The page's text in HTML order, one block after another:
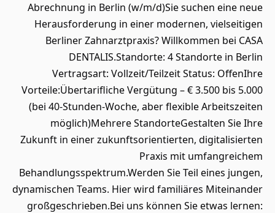
Abrechnung in Berlin (w/m/d)Sie suchen eine neue
Herausforderung in einer modernen, vielseitigen
Berliner Zahnarztpraxis? Willkommen bei CASA
DENTALIS.Standorte: 4 Standorte in Berlin
Vertragsart: Vollzeit/Teilzeit Status: OffenIhre
Vorteile:Übertarifliche Vergütung – € 3.500 bis 5.000
(bei 40-Stunden-Woche, aber flexible Arbeitszeiten
möglich)Mehrere StandorteGestalten Sie Ihre
Zukunft in einer zukunftsorientierten, digitalisierten
Praxis mit umfangreichem
Behandlungsspektrum.Werden Sie Teil eines jungen,
dynamischen Teams. Hier wird familiäres Miteinander
großgeschrieben.Bei uns können Sie etwas lernen: